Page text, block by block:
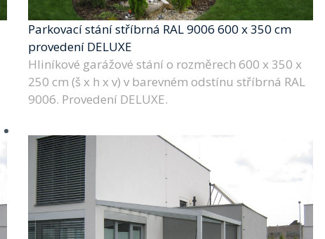
Parkovací stání stříbrná RAL 9006 600 x 350 cm
provedení DELUXE
Hliníkové garážové stání o rozměrech 600 x 350 x
250 cm (š x h x v) v barevném odstínu stříbrná RAL
9006. Provedení DELUXE.